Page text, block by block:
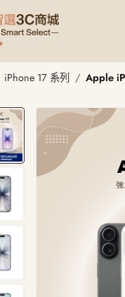
iPhone 17 系列 Apple